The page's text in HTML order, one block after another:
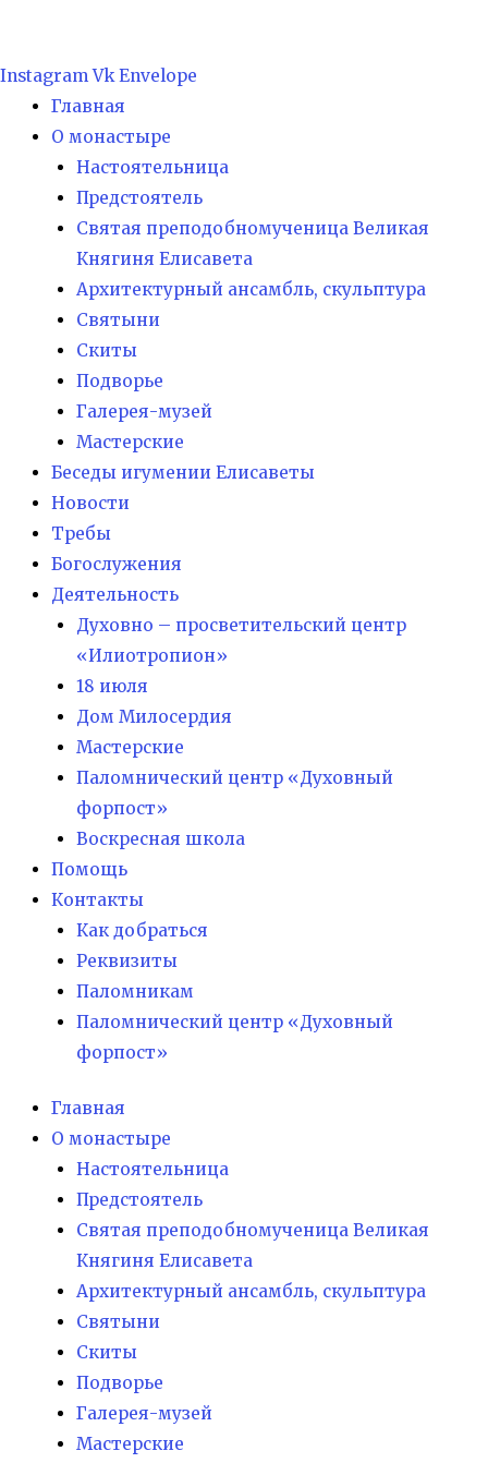
Instagram Vk Envelope
Главная
О монастыре
Настоятельница
Предстоятель
Святая преподобномученица Великая
Княгиня Елисавета
Архитектурный ансамбль, скульптура
Святыни
Скиты
Подворье
Галерея-музей
Мастерские
Беседы игумении Елисаветы
Новости
Требы
Богослужения
Деятельность
Духовно – просветительский центр
«Илиотропион»
18 июля
Дом Милосердия
Мастерские
Паломнический центр «Духовный
форпост»
Воскресная школа
Помощь
Контакты
Как добраться
Реквизиты
Паломникам
Паломнический центр «Духовный
форпост»
Главная
О монастыре
Настоятельница
Предстоятель
Святая преподобномученица Великая
Княгиня Елисавета
Архитектурный ансамбль, скульптура
Святыни
Скиты
Подворье
Галерея-музей
Мастерские